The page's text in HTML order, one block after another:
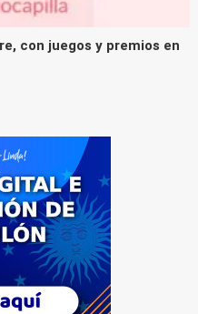
con juegos y premios en